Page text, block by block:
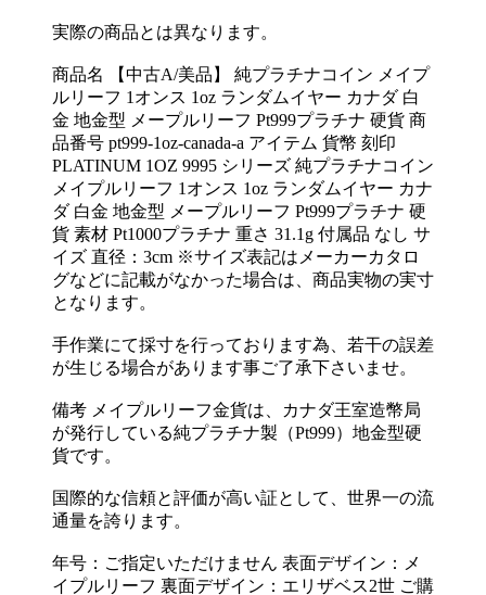
実際の商品とは異なります。
商品名 【中古A/美品】 純プラチナコイン メイプ
ルリーフ 1オンス 1oz ランダムイヤー カナダ 白
金 地金型 メープルリーフ Pt999プラチナ 硬貨 商
品番号 pt999-1oz-canada-a アイテム 貨幣 刻印
PLATINUM 1OZ 9995 シリーズ 純プラチナコイン
メイプルリーフ 1オンス 1oz ランダムイヤー カナ
ダ 白金 地金型 メープルリーフ Pt999プラチナ 硬
貨 素材 Pt1000プラチナ 重さ 31.1g 付属品 なし サ
イズ 直径：3cm ※サイズ表記はメーカーカタロ
グなどに記載がなかった場合は、商品実物の実寸
となります。
手作業にて採寸を行っております為、若干の誤差
が生じる場合があります事ご了承下さいませ。
備考 メイプルリーフ金貨は、カナダ王室造幣局
が発行している純プラチナ製（Pt999）地金型硬
貨です。
国際的な信頼と評価が高い証として、世界一の流
通量を誇ります。
年号：ご指定いただけません 表面デザイン：メ
イプルリーフ 裏面デザイン：エリザベス2世 ご購